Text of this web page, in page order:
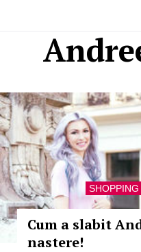
Cum a slabit
nastere!